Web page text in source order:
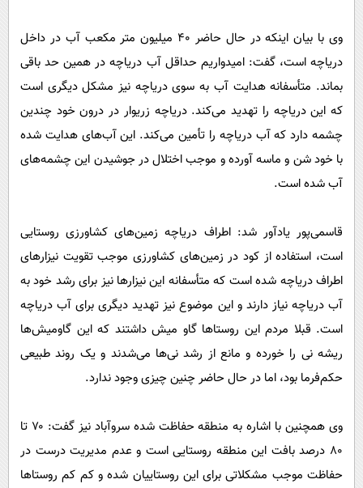
وی با بیان اینکه در حال حاضر ۴۰ میلیون متر مکعب آب در داخل
دریاچه است، گفت: امیدواریم حداقل آب دریاچه در همین حد باقی
بماند. متأسفانه هدایت آب به سوی دریاچه نیز مشکل دیگری است
که این دریاچه را تهدید می‌کند. دریاچه زریوار در درون خود چندین
چشمه دارد که آب دریاچه را تأمین می‌کند. این آب‌های هدایت شده
با خود شن و ماسه آورده و موجب اختلال در جوشیدن این چشمه‌های
آب شده است.
قاسمی‌پور یادآور شد: اطراف دریاچه زمین‌های کشاورزی روستایی
است، استفاده از کود در زمین‌های کشاورزی موجب تقویت نیزارهای
اطراف دریاچه شده است که متأسفانه این نیزارها نیز برای رشد خود به
آب دریاچه نیاز دارند و این موضوع نیز تهدید دیگری برای آب دریاچه
است. قبلا مردم این روستاها گاو میش داشتند که این گاومیش‌ها
ریشه نی را خورده و مانع از رشد نی‌ها می‌شدند و یک روند طبیعی
حکم‌فرما بود، اما در حال حاضر چنین چیزی وجود ندارد.
وی همچنین با اشاره به منطقه حفاظت شده سروآباد نیز گفت: ۷۰ تا
۸۰ درصد بافت این منطقه روستایی است و عدم مدیریت درست در
حفاظت موجب مشکلاتی برای این روستاییان شده و کم کم روستاها